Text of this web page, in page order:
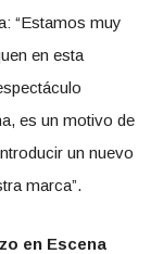
“Estamos muy
en esta
es un motivo de
un nuevo
marca”.
en Escena